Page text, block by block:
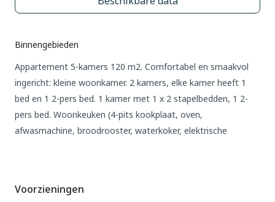
Binnengebieden
Appartement 5-kamers 120 m2. Comfortabel en smaakvol
ingericht: kleine woonkamer. 2 kamers, elke kamer heeft 1
bed en 1 2-pers bed. 1 kamer met 1 x 2 stapelbedden, 1 2-
pers bed. Woonkeuken (4-pits kookplaat, oven,
afwasmachine, broodrooster, waterkoker, elektrische
beschikking: wasmachine, kinderbed tot 2 jaar. Internet (WiFi,
Voorzieningen